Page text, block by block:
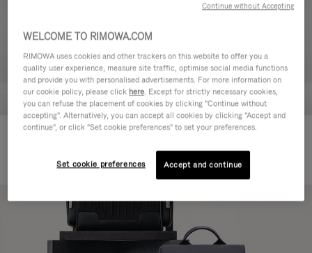
Never Still - Leder Kulturbeutel
Never Still - Leder Rucksack
Large
1.850,00 €
WELCOME TO RIMOWA.COM
RIMOWA uses cookies and other trackers on this website to offer you a
quality user experience, measure site traffic, optimise social media functions
and provide you with personalised advertisements. For more information on
our cookie policy, please click here. Except for strictly necessary cookies,
you can refuse the placement of cookies by clicking "Continue without
accepting". Alternatively, you can accept all cookies by clicking "Accept and
continue", or click "Set cookie preferences" to set your preferences.
Set cookie preferences Accept and continue
Continue without Accepting